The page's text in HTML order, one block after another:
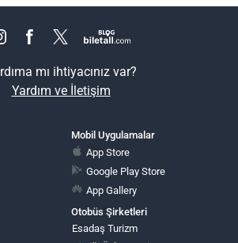
mı ihtiyacınız var?
Yardım ve İletişim
Mobil Uygulamalar
App Store
Google Play Store
App Gallery
Otobüs Şirketleri
Esadaş Turizm